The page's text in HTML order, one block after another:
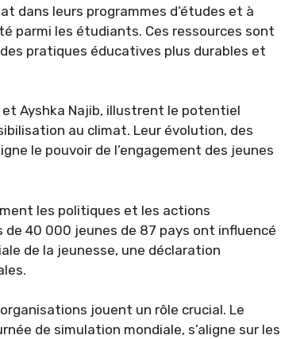
dans leurs programmes d’études et à
parmi les étudiants. Ces ressources sont
pratiques éducatives plus durables et
et Ayshka Najib, illustrent le potentiel
au climat. Leur évolution, des
le pouvoir de l’engagement des jeunes
les politiques et les actions
40 000 jeunes de 87 pays ont influencé
de la jeunesse, une déclaration
jouent un rôle crucial. Le
de simulation mondiale, s’aligne sur les